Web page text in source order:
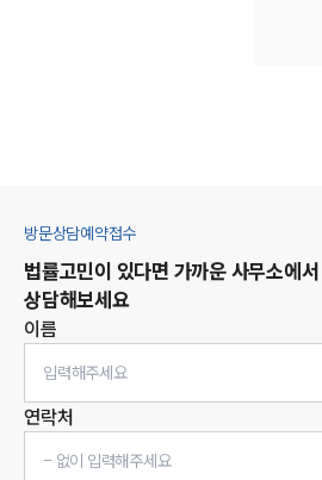
방문상담예약접수
법률고민이 있다면 가까운 사무소에서
상담해보세요
이름
연락처